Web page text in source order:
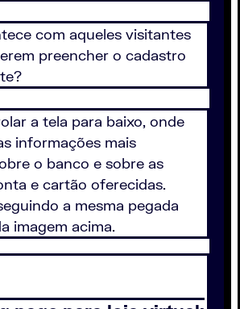
com aqueles visitantes
preencher o cadastro
a tela para baixo, onde
informações mais
o banco e sobre as
e cartão oferecidas.
a mesma pegada
imagem acima.